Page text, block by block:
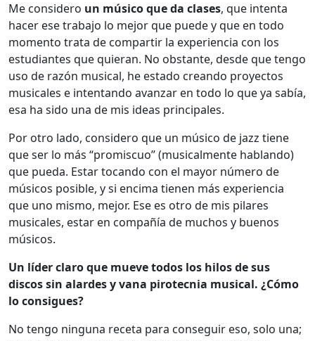
Me considero un músico que da clases, que intenta
hacer ese trabajo lo mejor que puede y que en todo
momento trata de compartir la experiencia con los
estudiantes que quieran. No obstante, desde que tengo
uso de razón musical, he estado creando proyectos
musicales e intentando avanzar en todo lo que ya sabía,
esa ha sido una de mis ideas principales.
Por otro lado, considero que un músico de jazz tiene
que ser lo más “promiscuo” (musicalmente hablando)
que pueda. Estar tocando con el mayor número de
músicos posible, y si encima tienen más experiencia
que uno mismo, mejor. Ese es otro de mis pilares
musicales, estar en compañía de muchos y buenos
músicos.
Un líder claro que mueve todos los hilos de sus
discos sin alardes y vana pirotecnia musical. ¿Cómo
lo consigues?
No tengo ninguna receta para conseguir eso, solo una;